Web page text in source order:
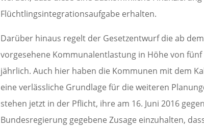
Flüchtlingsintegrationsaufgabe erhalten.
Darüber hinaus regelt der Gesetzentwurf die ab dem
vorgesehene Kommunalentlastung in Höhe von
jährlich. Auch hier haben die Kommunen mit dem
eine verlässliche Grundlage für die weiteren
stehen jetzt in der Pflicht, ihre am 16. Juni 2016
Bundesregierung gegebene Zusage einzuhalten,